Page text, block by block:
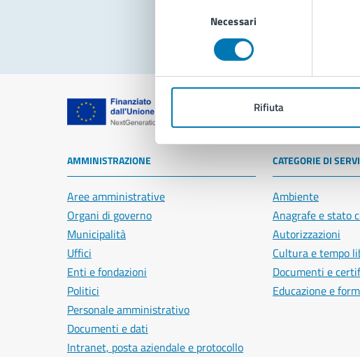
Necessari
Rifiuta
Segnala
Comune di Napoli
AMMINISTRAZIONE
Aree amministrative
Organi di governo
Municipalità
Uffici
Enti e fondazioni
Politici
Personale amministrativo
Documenti e dati
Intranet, posta aziendale e protocollo
CATEGORIE DI
Ambiente
Anagrafe e stato
Autorizzazioni
Cultura e tempo
Documenti e
Educazione e